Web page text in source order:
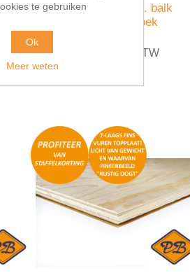
vurenhout klasse C. balk
geschaafd ronde hoek
Vanaf €41,20 incl. BTW
te gebruiken
Ok
Meer weten